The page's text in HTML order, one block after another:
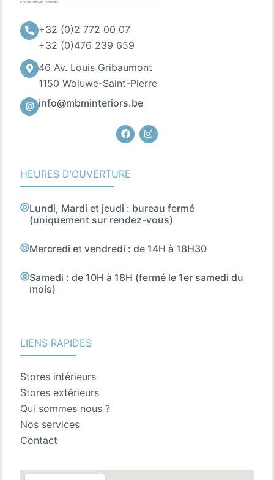
+32 (0)2 772 00 07
+32 (0)476 239 659
46 Av. Louis Gribaumont
1150 Woluwe-Saint-Pierre
info@mbminteriors.be
FacebookInstagram
HEURES D’OUVERTURE
Lundi, Mardi et jeudi : bureau fermé
(uniquement sur rendez-vous)
Mercredi et vendredi : de 14H à 18H30
Samedi : de 10H à 18H (fermé le 1er samedi du
mois)
LIENS RAPIDES
Stores intérieurs
Stores extérieurs
Qui sommes nous ?
Nos services
Contact